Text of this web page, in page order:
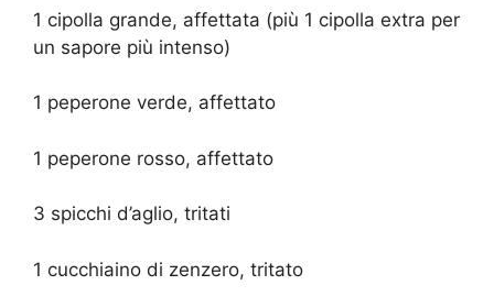
1 cipolla grande, affettata (più 1 cipolla extra per
un sapore più intenso)
1 peperone verde, affettato
1 peperone rosso, affettato
3 spicchi d’aglio, tritati
1 cucchiaino di zenzero, tritato